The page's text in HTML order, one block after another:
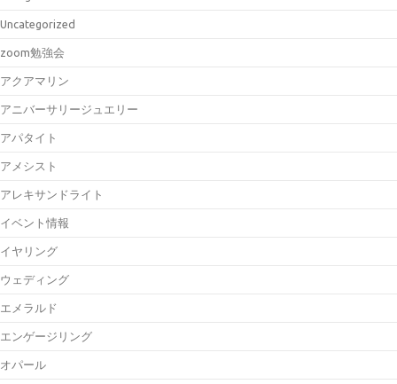
Uncategorized
zoom勉強会
アクアマリン
アニバーサリージュエリー
アパタイト
アメシスト
アレキサンドライト
イベント情報
イヤリング
ウェディング
エメラルド
エンゲージリング
オパール